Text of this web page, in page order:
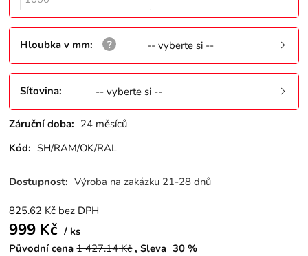
Hloubka v mm: -- vyberte si --
Síťovina: -- vyberte si --
Záruční doba: 24 měsíců
Kód: SH/RAM/OK/RAL
Dostupnost: Výroba na zakázku 21-28 dnů
825.62 Kč bez DPH
999 Kč
ks
Původní cena 1 427.14Kč Sleva 30 %